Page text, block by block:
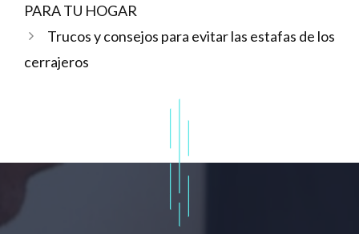
PARA TU HOGAR
Trucos y consejos para evitar las estafas de los
cerrajeros